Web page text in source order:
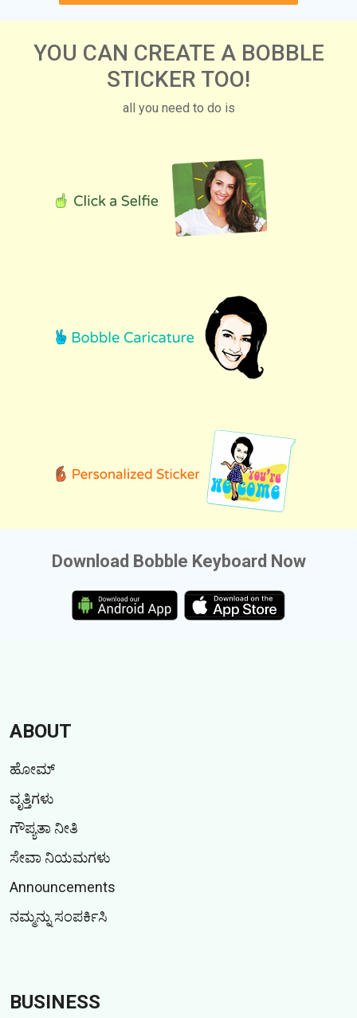
YOU CAN CREATE A BOBBLE
STICKER TOO!
all you need to do is
Download Bobble Keyboard Now
ABOUT
ಹೋಮ್
ವೃತ್ತಿಗಳು
ಗೌಪ್ಯತಾ ನೀತಿ
ಸೇವಾ ನಿಯಮಗಳು
Announcements
ನಮ್ಮನ್ನು ಸಂಪರ್ಕಿಸಿ
BUSINESS